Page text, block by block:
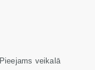
Pieejams veikalā